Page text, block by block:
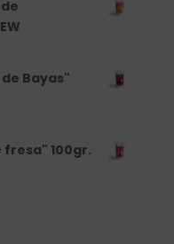
Bayas"
100gr.